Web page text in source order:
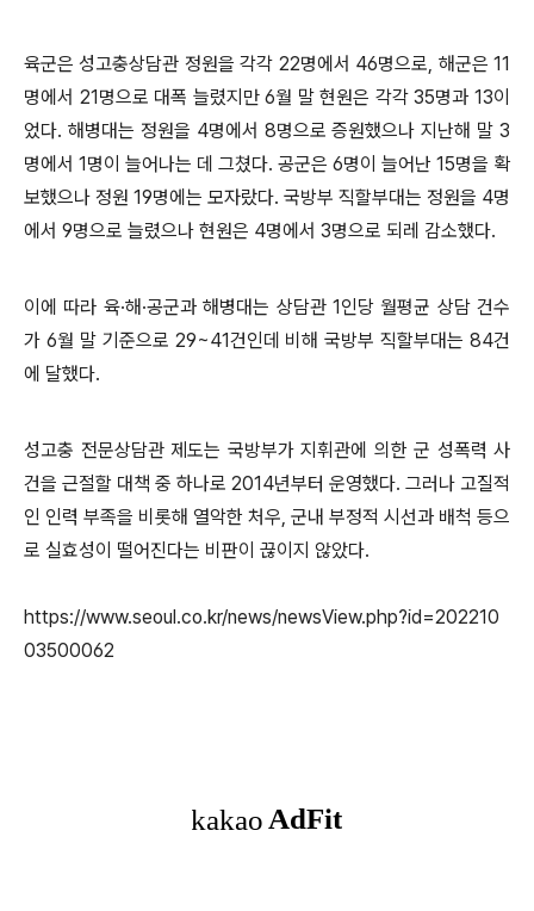
육군은 성고충상담관 정원을 각각 22명에서 46명으로, 해군은 11
명에서 21명으로 대폭 늘렸지만 6월 말 현원은 각각 35명과 13이
었다. 해병대는 정원을 4명에서 8명으로 증원했으나 지난해 말 3
명에서 1명이 늘어나는 데 그쳤다. 공군은 6명이 늘어난 15명을 확
보했으나 정원 19명에는 모자랐다. 국방부 직할부대는 정원을 4명
에서 9명으로 늘렸으나 현원은 4명에서 3명으로 되레 감소했다.
이에 따라 육·해·공군과 해병대는 상담관 1인당 월평균 상담 건수
가 6월 말 기준으로 29~41건인데 비해 국방부 직할부대는 84건
에 달했다.
성고충 전문상담관 제도는 국방부가 지휘관에 의한 군 성폭력 사
건을 근절할 대책 중 하나로 2014년부터 운영했다. 그러나 고질적
인 인력 부족을 비롯해 열악한 처우, 군내 부정적 시선과 배척 등으
로 실효성이 떨어진다는 비판이 끊이지 않았다.
https://www.seoul.co.kr/news/newsView.php?id=202210
03500062